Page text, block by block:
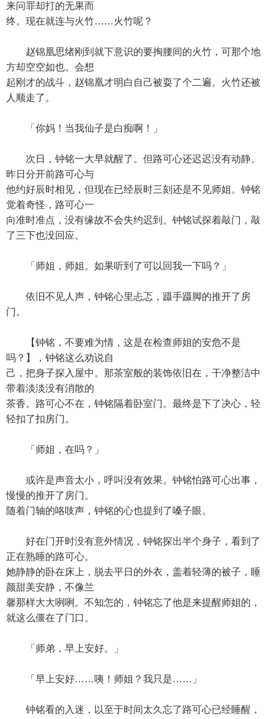
来问罪却打的无果而
终。现在就连与火竹……火竹呢？
赵锦凰思绪刚到就下意识的要掏腰间的火竹，可那个地
方却空空如也。会想
起刚才的战斗，赵锦凰才明白自己被耍了个二遍。火竹还被
人顺走了。
「你妈！当我仙子是白痴啊！」
次日，钟铭一大早就醒了。但路可心还迟迟没有动静。
昨日分开前路可心与
他约好辰时相见，但现在已经辰时三刻还是不见师姐。钟铭
觉着奇怪，路可心一
向准时准点，没有缘故不会失约迟到。钟铭试探着敲门，敲
了三下也没回应。
「师姐，师姐。如果听到了可以回我一下吗？」
依旧不见人声，钟铭心里忐忑，蹑手蹑脚的推开了房
门。
【钟铭，不要难为情，这是在检查师姐的安危不是
吗？】，钟铭这么劝说自
己，把身子探入屋中。那茶室般的装饰依旧在，干净整洁中
带着淡淡没有消散的
茶香。路可心不在，钟铭隔着卧室门。最终是下了决心，轻
轻扣了扣房门。
「师姐，在吗？」
或许是声音太小，呼叫没有效果。钟铭怕路可心出事，
慢慢的推开了房门。
随着门轴的咯吱声，钟铭的心也提到了嗓子眼。
好在门开时没有意外情况，钟铭探出半个身子，看到了
正在熟睡的路可心。
她静静的卧在床上，脱去平日的外衣，盖着轻薄的被子，睡
颜甜美安静，不像兰
馨那样大大咧咧。不知怎的，钟铭忘了他是来提醒师姐的，
就这么僵在了门口。
「师弟，早上安好。」
「早上安好……咦！师姐？我只是……」
钟铭看的入迷，以至于时间太久忘了路可心已经睡醒，